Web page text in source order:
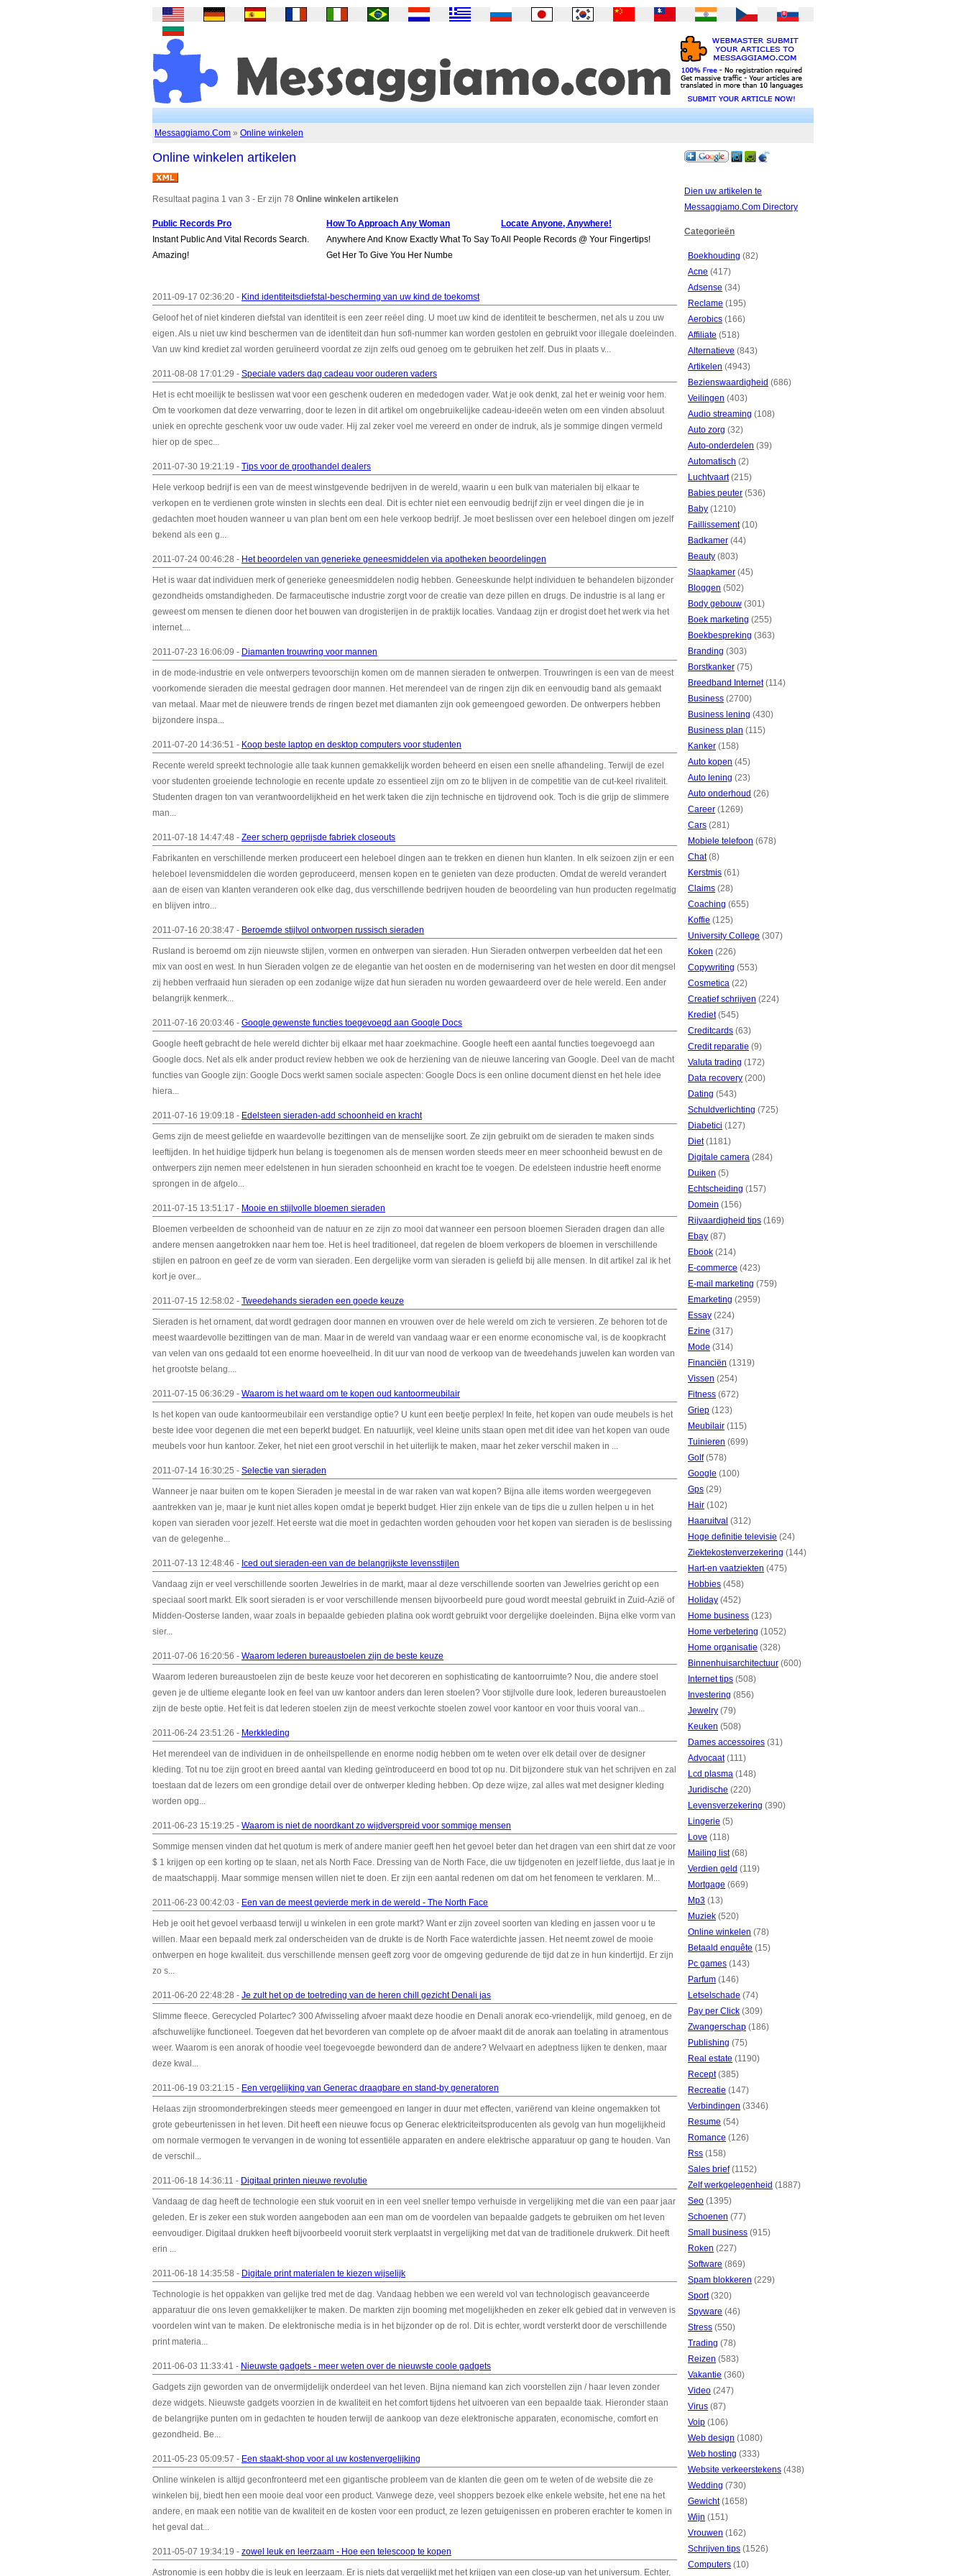
Messaggiamo.Com » Online winkelen
Online winkelen artikelen
Resultaat pagina 1 van 3 - Er zijn 78 Online winkelen artikelen
Public Records Pro
Instant Public And Vital Records Search.
Amazing!
How To Approach Any Woman
Anywhere And Know Exactly What To Say To
Get Her To Give You Her Numbe
Locate Anyone, Anywhere!
All People Records @ Your Fingertips!
2011-09-17 02:36:20 - Kind identiteitsdiefstal-bescherming van uw kind de toekomst
Geloof het of niet kinderen diefstal van identiteit is een zeer reëel ding. U moet uw kind de identiteit te beschermen, net als u zou uw
eigen. Als u niet uw kind beschermen van de identiteit dan hun sofi-nummer kan worden gestolen en gebruikt voor illegale doeleinden.
Van uw kind krediet zal worden geruïneerd voordat ze zijn zelfs oud genoeg om te gebruiken het zelf. Dus in plaats v...
2011-08-08 17:01:29 - Speciale vaders dag cadeau voor ouderen vaders
Het is echt moeilijk te beslissen wat voor een geschenk ouderen en mededogen vader. Wat je ook denkt, zal het er weinig voor hem.
Om te voorkomen dat deze verwarring, door te lezen in dit artikel om ongebruikelijke cadeau-ideeën weten om een vinden absoluut
uniek en oprechte geschenk voor uw oude vader. Hij zal zeker voel me vereerd en onder de indruk, als je sommige dingen vermeld
hier op de spec...
2011-07-30 19:21:19 - Tips voor de groothandel dealers
Hele verkoop bedrijf is een van de meest winstgevende bedrijven in de wereld, waarin u een bulk van materialen bij elkaar te
verkopen en te verdienen grote winsten in slechts een deal. Dit is echter niet een eenvoudig bedrijf zijn er veel dingen die je in
gedachten moet houden wanneer u van plan bent om een hele verkoop bedrijf. Je moet beslissen over een heleboel dingen om jezelf
bekend als een g...
2011-07-24 00:46:28 - Het beoordelen van generieke geneesmiddelen via apotheken beoordelingen
Het is waar dat individuen merk of generieke geneesmiddelen nodig hebben. Geneeskunde helpt individuen te behandelen bijzonder
gezondheids omstandigheden. De farmaceutische industrie zorgt voor de creatie van deze pillen en drugs. De industrie is al lang er
geweest om mensen te dienen door het bouwen van drogisterijen in de praktijk locaties. Vandaag zijn er drogist doet het werk via het
internet....
2011-07-23 16:06:09 - Diamanten trouwring voor mannen
in de mode-industrie en vele ontwerpers tevoorschijn komen om de mannen sieraden te ontwerpen. Trouwringen is een van de meest
voorkomende sieraden die meestal gedragen door mannen. Het merendeel van de ringen zijn dik en eenvoudig band als gemaakt
van metaal. Maar met de nieuwere trends de ringen bezet met diamanten zijn ook gemeengoed geworden. De ontwerpers hebben
bijzondere inspa...
2011-07-20 14:36:51 - Koop beste laptop en desktop computers voor studenten
Recente wereld spreekt technologie alle taak kunnen gemakkelijk worden beheerd en eisen een snelle afhandeling. Terwijl de ezel
voor studenten groeiende technologie en recente update zo essentieel zijn om zo te blijven in de competitie van de cut-keel rivaliteit.
Studenten dragen ton van verantwoordelijkheid en het werk taken die zijn technische en tijdrovend ook. Toch is die grijp de slimmere
man...
2011-07-18 14:47:48 - Zeer scherp geprijsde fabriek closeouts
Fabrikanten en verschillende merken produceert een heleboel dingen aan te trekken en dienen hun klanten. In elk seizoen zijn er een
heleboel levensmiddelen die worden geproduceerd, mensen kopen en te genieten van deze producten. Omdat de wereld verandert
aan de eisen van klanten veranderen ook elke dag, dus verschillende bedrijven houden de beoordeling van hun producten regelmatig
en blijven intro...
2011-07-16 20:38:47 - Beroemde stijlvol ontworpen russisch sieraden
Rusland is beroemd om zijn nieuwste stijlen, vormen en ontwerpen van sieraden. Hun Sieraden ontwerpen verbeelden dat het een
mix van oost en west. In hun Sieraden volgen ze de elegantie van het oosten en de modernisering van het westen en door dit mengsel
zij hebben verfraaid hun sieraden op een zodanige wijze dat hun sieraden nu worden gewaardeerd over de hele wereld. Een ander
belangrijk kenmerk...
2011-07-16 20:03:46 - Google gewenste functies toegevoegd aan Google Docs
Google heeft gebracht de hele wereld dichter bij elkaar met haar zoekmachine. Google heeft een aantal functies toegevoegd aan
Google docs. Net als elk ander product review hebben we ook de herziening van de nieuwe lancering van Google. Deel van de macht
functies van Google zijn: Google Docs werkt samen sociale aspecten: Google Docs is een online document dienst en het hele idee
hiera...
2011-07-16 19:09:18 - Edelsteen sieraden-add schoonheid en kracht
Gems zijn de meest geliefde en waardevolle bezittingen van de menselijke soort. Ze zijn gebruikt om de sieraden te maken sinds
leeftijden. In het huidige tijdperk hun belang is toegenomen als de mensen worden steeds meer en meer schoonheid bewust en de
ontwerpers zijn nemen meer edelstenen in hun sieraden schoonheid en kracht toe te voegen. De edelsteen industrie heeft enorme
sprongen in de afgelo...
2011-07-15 13:51:17 - Mooie en stijlvolle bloemen sieraden
Bloemen verbeelden de schoonheid van de natuur en ze zijn zo mooi dat wanneer een persoon bloemen Sieraden dragen dan alle
andere mensen aangetrokken naar hem toe. Het is heel traditioneel, dat regelen de bloem verkopers de bloemen in verschillende
stijlen en patroon en geef ze de vorm van sieraden. Een dergelijke vorm van sieraden is geliefd bij alle mensen. In dit artikel zal ik het
kort je over...
2011-07-15 12:58:02 - Tweedehands sieraden een goede keuze
Sieraden is het ornament, dat wordt gedragen door mannen en vrouwen over de hele wereld om zich te versieren. Ze behoren tot de
meest waardevolle bezittingen van de man. Maar in de wereld van vandaag waar er een enorme economische val, is de koopkracht
van velen van ons gedaald tot een enorme hoeveelheid. In dit uur van nood de verkoop van de tweedehands juwelen kan worden van
het grootste belang....
2011-07-15 06:36:29 - Waarom is het waard om te kopen oud kantoormeubilair
Is het kopen van oude kantoormeubilair een verstandige optie? U kunt een beetje perplex! In feite, het kopen van oude meubels is het
beste idee voor degenen die met een beperkt budget. En natuurlijk, veel kleine units staan open met dit idee van het kopen van oude
meubels voor hun kantoor. Zeker, het niet een groot verschil in het uiterlijk te maken, maar het zeker verschil maken in ...
2011-07-14 16:30:25 - Selectie van sieraden
Wanneer je naar buiten om te kopen Sieraden je meestal in de war raken van wat kopen? Bijna alle items worden weergegeven
aantrekken van je, maar je kunt niet alles kopen omdat je beperkt budget. Hier zijn enkele van de tips die u zullen helpen u in het
kopen van sieraden voor jezelf. Het eerste wat die moet in gedachten worden gehouden voor het kopen van sieraden is de beslissing
van de gelegenhe...
2011-07-13 12:48:46 - Iced out sieraden-een van de belangrijkste levensstijlen
Vandaag zijn er veel verschillende soorten Jewelries in de markt, maar al deze verschillende soorten van Jewelries gericht op een
speciaal soort markt. Elk soort sieraden is er voor verschillende mensen bijvoorbeeld pure goud wordt meestal gebruikt in Zuid-Azië of
Midden-Oosterse landen, waar zoals in bepaalde gebieden platina ook wordt gebruikt voor dergelijke doeleinden. Bijna elke vorm van
sier...
2011-07-06 16:20:56 - Waarom lederen bureaustoelen zijn de beste keuze
Waarom lederen bureaustoelen zijn de beste keuze voor het decoreren en sophisticating de kantoorruimte? Nou, die andere stoel
geven je de ultieme elegante look en feel van uw kantoor anders dan leren stoelen? Voor stijlvolle dure look, lederen bureaustoelen
zijn de beste optie. Het feit is dat lederen stoelen zijn de meest verkochte stoelen zowel voor kantoor en voor thuis vooral van...
2011-06-24 23:51:26 - Merkkleding
Het merendeel van de individuen in de onheilspellende en enorme nodig hebben om te weten over elk detail over de designer
kleding. Tot nu toe zijn groot en breed aantal van kleding geïntroduceerd en bood tot op nu. Dit bijzondere stuk van het schrijven en zal
toestaan dat de lezers om een grondige detail over de ontwerper kleding hebben. Op deze wijze, zal alles wat met designer kleding
worden opg...
2011-06-23 15:19:25 - Waarom is niet de noordkant zo wijdverspreid voor sommige mensen
Sommige mensen vinden dat het quotum is merk of andere manier geeft hen het gevoel beter dan het dragen van een shirt dat ze voor
$ 1 krijgen op een korting op te slaan, net als North Face. Dressing van de North Face, die uw tijdgenoten en jezelf liefde, dus laat je in
de maatschappij. Maar sommige mensen willen niet te doen. Er zijn een aantal redenen om dat om het fenomeen te verklaren. M...
2011-06-23 00:42:03 - Een van de meest gevierde merk in de wereld - The North Face
Heb je ooit het gevoel verbaasd terwijl u winkelen in een grote markt? Want er zijn zoveel soorten van kleding en jassen voor u te
willen. Maar een bepaald merk zal onderscheiden van de drukte is de North Face waterdichte jassen. Het neemt zowel de mooie
ontwerpen en hoge kwaliteit. dus verschillende mensen geeft zorg voor de omgeving gedurende de tijd dat ze in hun kindertijd. Er zijn
zo s...
2011-06-20 22:48:28 - Je zult het op de toetreding van de heren chill gezicht Denali jas
Slimme fleece. Gerecycled Polartec? 300 Afwisseling afvoer maakt deze hoodie en Denali anorak eco-vriendelijk, mild genoeg, en de
afschuwelijke functioneel. Toegeven dat het bevorderen van complete op de afvoer maakt dit de anorak aan toelating in atramentous
weer. Waarom is een anorak of hoodie veel toegevoegde bewonderd dan de andere? Welvaart en adeptness lijken te denken, maar
deze kwal...
2011-06-19 03:21:15 - Een vergelijking van Generac draagbare en stand-by generatoren
Helaas zijn stroomonderbrekingen steeds meer gemeengoed en langer in duur met effecten, variërend van kleine ongemakken tot
grote gebeurtenissen in het leven. Dit heeft een nieuwe focus op Generac elektriciteitsproducenten als gevolg van hun mogelijkheid
om normale vermogen te vervangen in de woning tot essentiële apparaten en andere elektrische apparatuur op gang te houden. Van
de verschil...
2011-06-18 14:36:11 - Digitaal printen nieuwe revolutie
Vandaag de dag heeft de technologie een stuk vooruit en in een veel sneller tempo verhuisde in vergelijking met die van een paar jaar
geleden. Er is zeker een stuk worden aangeboden aan een man om de voordelen van bepaalde gadgets te gebruiken om het leven
eenvoudiger. Digitaal drukken heeft bijvoorbeeld vooruit sterk verplaatst in vergelijking met dat van de traditionele drukwerk. Dit heeft
erin ...
2011-06-18 14:35:58 - Digitale print materialen te kiezen wijselijk
Technologie is het oppakken van gelijke tred met de dag. Vandaag hebben we een wereld vol van technologisch geavanceerde
apparatuur die ons leven gemakkelijker te maken. De markten zijn booming met mogelijkheden en zeker elk gebied dat in verweven is
voordelen wint van te maken. De elektronische media is in het bijzonder op de rol. Dit is echter, wordt versterkt door de verschillende
print materia...
2011-06-03 11:33:41 - Nieuwste gadgets - meer weten over de nieuwste coole gadgets
Gadgets zijn geworden van de onvermijdelijk onderdeel van het leven. Bijna niemand kan zich voorstellen zijn / haar leven zonder
deze widgets. Nieuwste gadgets voorzien in de kwaliteit en het comfort tijdens het uitvoeren van een bepaalde taak. Hieronder staan
de belangrijke punten om in gedachten te houden terwijl de aankoop van deze elektronische apparaten, economische, comfort en
gezondheid. Be...
2011-05-23 05:09:57 - Een staakt-shop voor al uw kostenvergelijking
Online winkelen is altijd geconfronteerd met een gigantische probleem van de klanten die geen om te weten of de website die ze
winkelen bij, biedt hen een mooie deal voor een product. Vanwege deze, veel shoppers bezoek elke enkele website, het ene na het
andere, en maak een notitie van de kwaliteit en de kosten voor een product, ze lezen getuigenissen en proberen erachter te komen in
het geval dat...
2011-05-07 19:34:19 - zowel leuk en leerzaam - Hoe een telescoop te kopen
Astronomie is een hobby die is leuk en leerzaam. Er is niets dat vergelijkt met het krijgen van een close-up van het universum. Echter,
Dien uw artikelen te
Messaggiamo.Com Directory
Categorieën
Boekhouding (82)
Acne (417)
Adsense (34)
Reclame (195)
Aerobics (166)
Affiliate (518)
Alternatieve (843)
Artikelen (4943)
Bezienswaardigheid (686)
Veilingen (403)
Audio streaming (108)
Auto zorg (32)
Auto-onderdelen (39)
Automatisch (2)
Luchtvaart(215)
Babies peuter (536)
Baby (1210)
Faillissement(10)
Badkamer (44)
Beauty (803)
Slaapkamer (45)
Bloggen (502)
Body gebouw (301)
Boek marketing (255)
Boekbespreking (363)
Branding (303)
Borstkanker (75)
Breedband Internet(114)
Business (2700)
Business lening (430)
Business plan (115)
Kanker (158)
Auto kopen (45)
Auto lening (23)
Auto onderhoud (26)
Career (1269)
Cars (281)
Mobiele telefoon (678)
Chat(8)
Kerstmis (61)
Claims (28)
Coaching (655)
Koffie (125)
University College (307)
Koken (226)
Copywriting (553)
Cosmetica (22)
Creatief schrijven (224)
Krediet(545)
Creditcards (63)
Credit reparatie (9)
Valuta trading (172)
Data recovery (200)
Dating (543)
Schuldverlichting (725)
Diabetici (127)
Diet(1181)
Digitale camera (284)
Duiken (5)
Echtscheiding (157)
Domein (156)
Rijvaardigheid tips (169)
Ebay (87)
Ebook (214)
E-commerce (423)
E-mail marketing (759)
Emarketing (2959)
Essay (224)
Ezine (317)
Mode (314)
Financiën (1319)
Vissen (254)
Fitness (672)
Griep (123)
Meubilair (115)
Tuinieren (699)
Golf(578)
Google (100)
Gps (29)
Hair (102)
Haaruitval (312)
Hoge definitie televisie (24)
Ziektekostenverzekering (144)
Hart-en vaatziekten (475)
Hobbies (458)
Holiday (452)
Home business (123)
Home verbetering (1052)
Home organisatie (328)
Binnenhuisarchitectuur (600)
Internet tips (508)
Investering (856)
Jewelry (79)
Keuken (508)
Dames accessoires (31)
Advocaat(111)
Lcd plasma (148)
Juridische (220)
Levensverzekering (390)
Lingerie (5)
Love (118)
Mailing list(68)
Verdien geld (119)
Mortgage (669)
Mp3 (13)
Muziek (520)
Online winkelen (78)
Betaald enquête (15)
Pc games (143)
Parfum (146)
Letselschade (74)
Pay per Click (309)
Zwangerschap (186)
Publishing (75)
Real estate (1190)
Recept(385)
Recreatie (147)
Verbindingen (3346)
Resume (54)
Romance (126)
Rss (158)
Sales brief(1152)
Zelf werkgelegenheid (1887)
Seo (1395)
Schoenen (77)
Small business (915)
Roken (227)
Software (869)
Spam blokkeren (229)
Sport(320)
Spyware (46)
Stress (550)
Trading (78)
Reizen (583)
Vakantie (360)
Video (247)
Virus (87)
Voip (106)
Web design (1080)
Web hosting (333)
Website verkeerstekens (438)
Wedding (730)
Gewicht(1658)
Wijn (151)
Vrouwen (162)
Schrijven tips (1526)
Computers (10)